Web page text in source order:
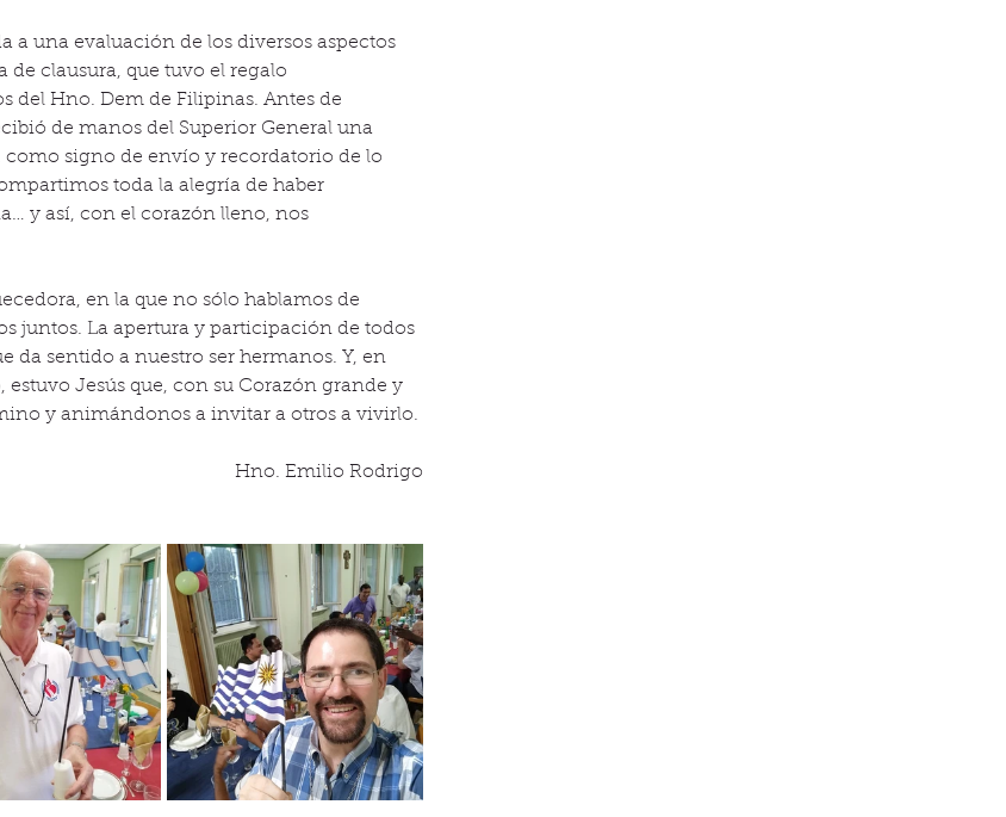
a una evaluación de los diversos aspectos
de clausura, que tuvo el regalo
del Hno. Dem de Filipinas. Antes de
de manos del Superior General una
como signo de envío y recordatorio de lo
toda la alegría de haber
y así, con el corazón lleno, nos
en la que no sólo hablamos de
juntos. La apertura y participación de todos
da sentido a nuestro ser hermanos. Y, en
Jesús que, con su Corazón grande y
y animándonos a invitar a otros a vivirlo.
Hno. Emilio Rodrigo